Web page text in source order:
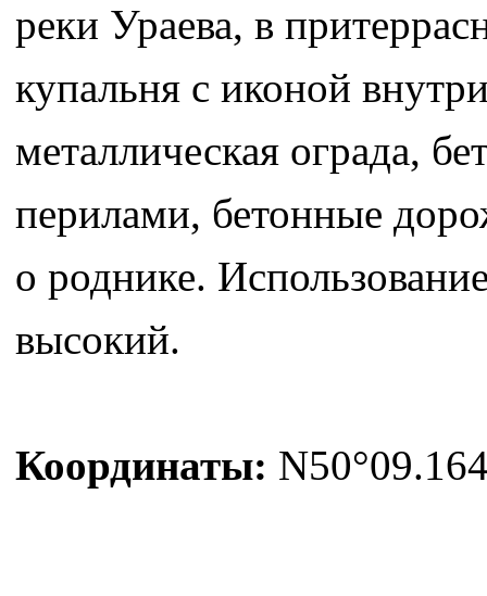
реки Ураева, в
купальня с иконой
металлическая ограда,
перилами, бетонные
о роднике.
высокий.
Координаты: